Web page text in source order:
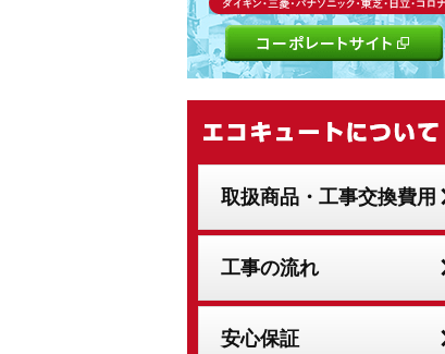
取扱商品・工事交換費用
工事の流れ
安心保証